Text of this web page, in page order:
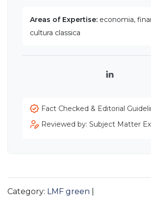
Areas of Expertise: economia,
cultura classica
LinkedIn
Fact Checked & Editorial
Reviewed by: Subject Matter
Category: LMF green